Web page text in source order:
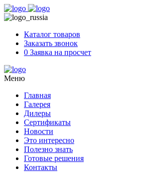
Skip
to
Каталог товаров
Заказать звонок
0 Заявка на просчет
Меню
Главная
Галерея
Дилеры
Сертификаты
Новости
Это интересно
Полезно знать
Готовые решения
Контакты